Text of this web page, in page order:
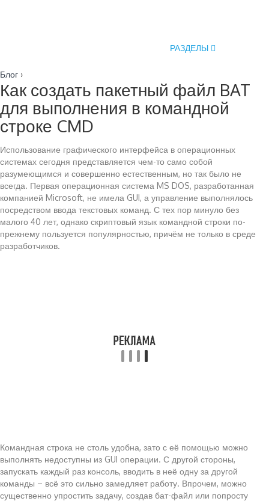
РАЗДЕЛЫ
Блог ›
Как создать пакетный файл BAT
для выполнения в командной
строке CMD
Использование графического интерфейса в операционных
системах сегодня представляется чем-то само собой
разумеющимся и совершенно естественным, но так было не
всегда. Первая операционная система MS DOS, разработанная
компанией Microsoft, не имела GUI, а управление выполнялось
посредством ввода текстовых команд. С тех пор минуло без
малого 40 лет, однако скриптовый язык командной строки по-
прежнему пользуется популярностью, причём не только в среде
разработчиков.
Командная строка не столь удобна, зато с её помощью можно
выполнять недоступны из GUI операции. С другой стороны,
запускать каждый раз консоль, вводить в неё одну за другой
команды – всё это сильно замедляет работу. Впрочем, можно
существенно упростить задачу, создав бат-файл или попросту